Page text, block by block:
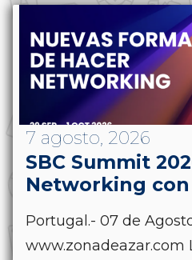
7 agosto, 2026
SBC Summit
Networking con
Portugal.- 07 de
www.zonadeazar.com